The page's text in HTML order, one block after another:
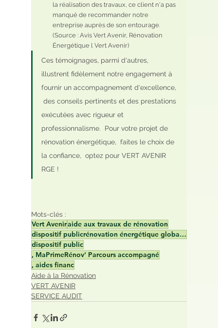
la réalisation des travaux, ce client n'a pas
manqué de recommander notre
entreprise auprès de son entourage.
(Source : Avis Vert Avenir, Rénovation
Énergétique l Vert Avenir)
Ces témoignages, parmi d'autres,
illustrent fidèlement notre engagement à
fournir un accompagnement d'excellence,
des conseils pertinents et des prestations
exécutées avec rigueur et
professionnalisme.  Pour votre projet de
rénovation énergétique,  faites le choix de
la confiance,  optez pour VERT AVENIR
RGE !
Mots-clés :
Vert Aveniraide aux travaux de rénovation
dispositif publicrénovation énergétique globale, MaPrimeRénov' Parcours accompagné, aides financi
dispositif public
, MaPrimeRénov' Parcours accompagné
, aides financ
Aide à la Rénovation
VERT AVENIR
SERVICE AUDIT